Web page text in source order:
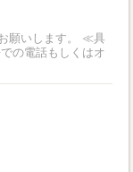
します。 ≪具
の電話もしくはオ